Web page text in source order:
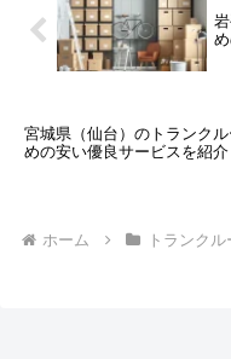
宮城県（仙台）のトランク
めの安い優良サービスを紹介
ホーム トランクル